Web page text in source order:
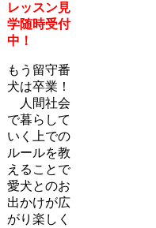
レッスン見
学随時受付
中！
もう留守番
犬は卒業！
人間社会
で暮らして
いく上での
ルールを教
えることで
愛犬とのお
出かけが広
がり楽しく